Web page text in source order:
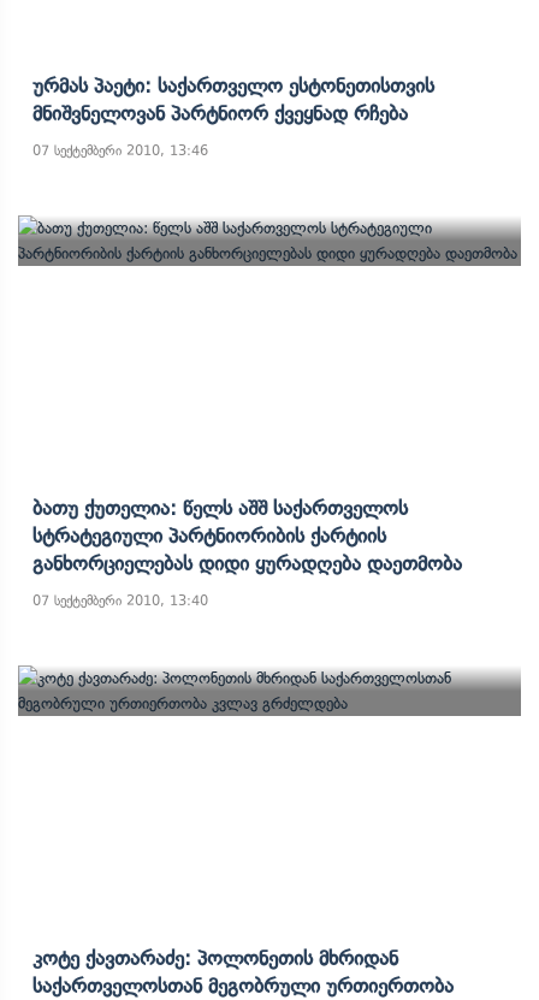
Ურმას Პაეტი: Საქართველო Ესტონეთისთვის
Მნიშვნელოვან Პარტნიორ Ქვეყნად Რჩება
07 სექტემბერი 2010, 13:46
Ბათუ Ქუთელია: Წელს Აშშ Საქართველოს
Სტრატეგიული Პარტნიორიბის Ქარტიის
Განხორციელებას Დიდი Ყურადღება Დაეთმობა
07 სექტემბერი 2010, 13:40
Კოტე Ქავთარაძე: Პოლონეთის Მხრიდან
Საქართველოსთან Მეგობრული Ურთიერთობა